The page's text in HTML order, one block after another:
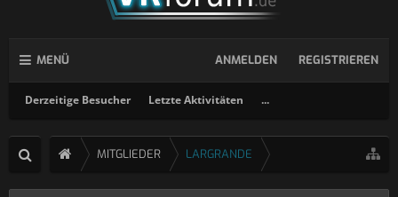
MENÜ
Derzeitige Besucher Letzte Aktivitäten ...
ANMELDEN REGISTRIEREN
MITGLIEDER LARGRANDE